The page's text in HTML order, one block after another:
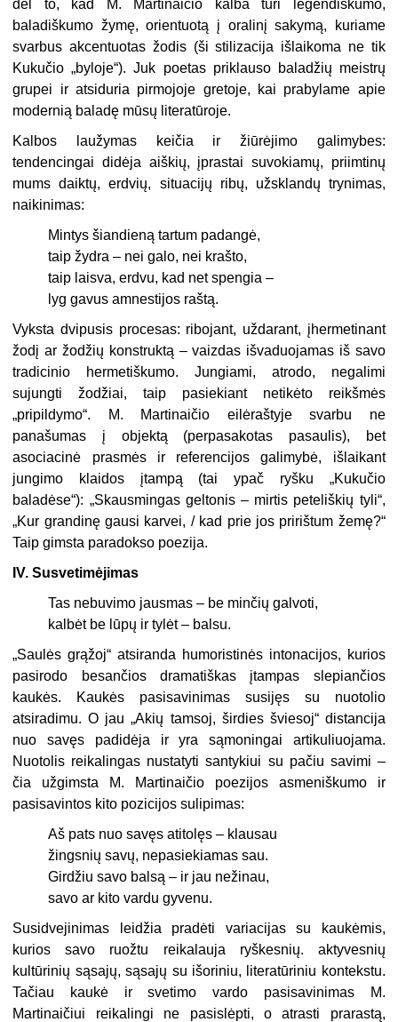
dėl to, kad M. Martinaičio kalba turi legendiškumo,
baladiškumo žymę, orientuotą į oralinį sakymą, kuriame
svarbus akcentuotas žodis (ši stilizacija išlaikoma ne tik
Kukučio „by­loje“). Juk poetas priklauso baladžių meistrų
grupei ir atsiduria pirmojoje gretoje, kai prabylame apie
modernią baladę mūsų literatūroje.
Kalbos laužymas keičia ir žiūrėjimo galimybes:
tendencingai didėja aiš­kių, įprastai suvokiamų, priimtinų
mums daiktų, erdvių, situacijų ribų, užsklandų trynimas,
naikinimas:
Mintys šiandieną tartum padangė,
taip žydra – nei galo, nei krašto,
taip laisva, erdvu, kad net spengia –
lyg gavus amnestijos raštą.
Vyksta dvipusis procesas: ribojant, uždarant, įhermetinant
žodį ar žo­džių konstruktą – vaizdas išvaduojamas iš savo
tradicinio hermetiškumo. Jungiami, atrodo, negalimi
sujungti žodžiai, taip pasiekiant netikėto reikšmės
„pripildymo“. M. Martinaičio eilėraštyje svarbu ne
panašumas į objektą (perpasakotas pasaulis), bet
asociacinė prasmės ir referencijos galimybė, išlaikant
jungimo klaidos įtampą (tai ypač ryšku „Kukučio
baladėse“): „Skausmingas geltonis – mirtis peteliškių tyli“,
„Kur grandi­nę gausi karvei, / kad prie jos pririštum žemę?“
Taip gimsta paradokso poezija.
IV. Susvetimėjimas
Tas nebuvimo jausmas – be minčių galvoti,
kalbėt be lūpų ir tylėt – balsu.
„Saulės grąžoj“ atsiranda humoristinės intonacijos, kurios
pasiro­do besančios dramatiškas įtampas slepiančios
kaukės. Kaukės pasisavinimas susijęs su nuotolio
atsiradimu. O jau „Akių tamsoj, šir­dies šviesoj“ distancija
nuo savęs padidėja ir yra sąmoningai artikuliuojama.
Nuotolis reikalingas nustatyti santykiui su pačiu savimi –
čia užgimsta M. Martinaičio poezijos asmeniškumo ir
pasisavin­tos kito pozicijos sulipimas:
Aš pats nuo savęs atitolęs – klausau
žingsnių savų, nepasiekiamas sau.
Girdžiu savo balsą – ir jau nežinau,
savo ar kito vardu gyvenu.
Susidvejinimas leidžia pradėti variacijas su kaukėmis,
kurios savo ruožtu reikalauja ryškesnių. aktyvesnių
kultūrinių sąsajų, sąsajų su iš­oriniu, literatūriniu kontekstu.
Tačiau kaukė ir svetimo vardo pasisavinimas M.
Martinaičiui reikalingi ne pasislėpti, o atrasti praras­tą,